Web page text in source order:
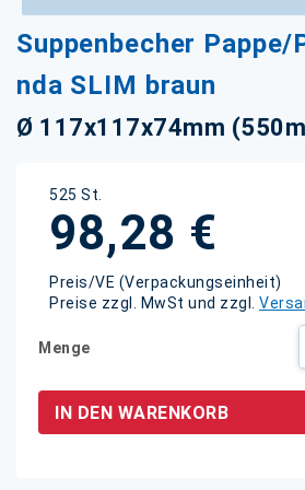
Suppenbecher Pappe/
nda SLIM braun
Ø 117x117x74mm
525 St.
98,28 €
Preis/VE (Verpackungseinheit)
Preise zzgl. MwSt und zzgl.
Menge
IN DEN WARENKORB
Anfang
Bildgalerie
springen